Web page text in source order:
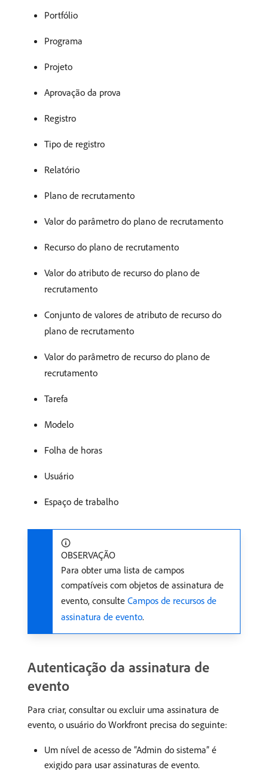
Portfólio
Programa
Projeto
Aprovação da prova
Registro
Tipo de registro
Relatório
Plano de recrutamento
Valor do parâmetro do plano de recrutamento
Recurso do plano de recrutamento
Valor do atributo de recurso do plano de
recrutamento
Conjunto de valores de atributo de recurso do
plano de recrutamento
Valor do parâmetro de recurso do plano de
recrutamento
Tarefa
Modelo
Folha de horas
Usuário
Espaço de trabalho
OBSERVAÇÃO
Para obter uma lista de campos
compatíveis com objetos de assinatura de
evento, consulte Campos de recursos de
assinatura de evento.
Autenticação da assinatura de
evento
Para criar, consultar ou excluir uma assinatura de
evento, o usuário do Workfront precisa do seguinte:
Um nível de acesso de “Admin do sistema” é
exigido para usar assinaturas de evento.